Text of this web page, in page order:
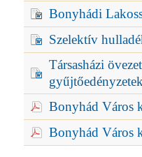
Bonyhádi
Szelektív
Társasházi
gyűjtőedényzetek
Bonyhád Város
Bonyhád Város